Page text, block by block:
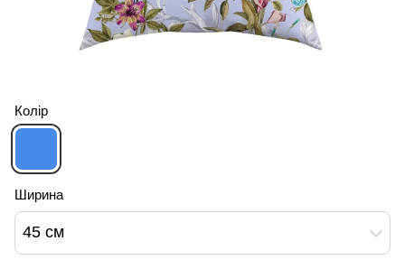
Колір
Ширина
45 см